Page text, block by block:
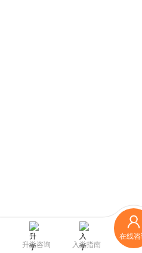
升学咨询 入学指南
在线咨